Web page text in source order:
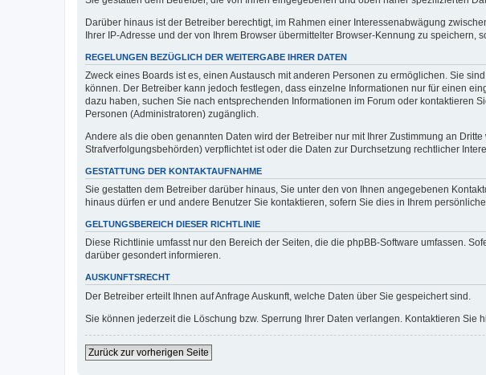
Darüber hinaus ist der Betreiber berechtigt, im Rahmen einer Interessenabwägung
Ihrer IP-Adresse und der von Ihrem Browser übermittelter Browser-Kennung zu
REGELUNGEN BEZÜGLICH DER WEITERGABE IHRER DATEN
Zweck eines Boards ist es, einen Austausch mit anderen Personen zu ermöglichen. Sie
können. Der Betreiber kann jedoch festlegen, dass einzelne Informationen nur für einen
dazu haben, suchen Sie nach entsprechenden Informationen im Forum oder kontaktieren
Personen (Administratoren) zugänglich.
Andere als die oben genannten Daten wird der Betreiber nur mit Ihrer Zustimmung an
Strafverfolgungsbehörden) verpflichtet ist oder die Daten zur Durchsetzung rechtlicher
GESTATTUNG DER KONTAKTAUFNAHME
Sie gestatten dem Betreiber darüber hinaus, Sie unter den von Ihnen angegebenen
hinaus dürfen er und andere Benutzer Sie kontaktieren, sofern Sie dies in Ihrem
GELTUNGSBEREICH DIESER RICHTLINIE
Diese Richtlinie umfasst nur den Bereich der Seiten, die die phpBB-Software umfassen.
darüber gesondert informieren.
AUSKUNFTSRECHT
Der Betreiber erteilt Ihnen auf Anfrage Auskunft, welche Daten über Sie gespeichert sind.
Sie können jederzeit die Löschung bzw. Sperrung Ihrer Daten verlangen. Kontaktieren Sie
Zurück zur vorherigen Seite